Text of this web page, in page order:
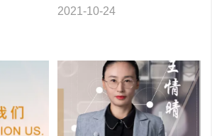
2021-10-24